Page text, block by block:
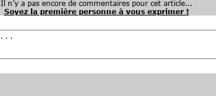
Il n’y a pas encore de commentaires pour cet article...
Soyez la première personne à vous exprimer !